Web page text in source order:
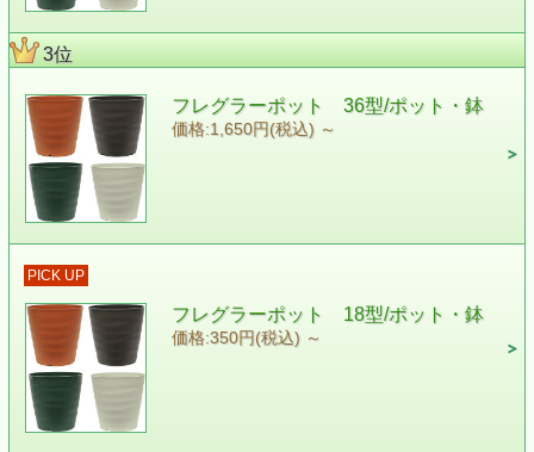
3位
フレグラーポット 36型/ポット・鉢
価格:1,650円(税込) ～
PICK UP
フレグラーポット 18型/ポット・鉢
価格:350円(税込) ～